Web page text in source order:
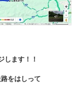
します！！
をはしって